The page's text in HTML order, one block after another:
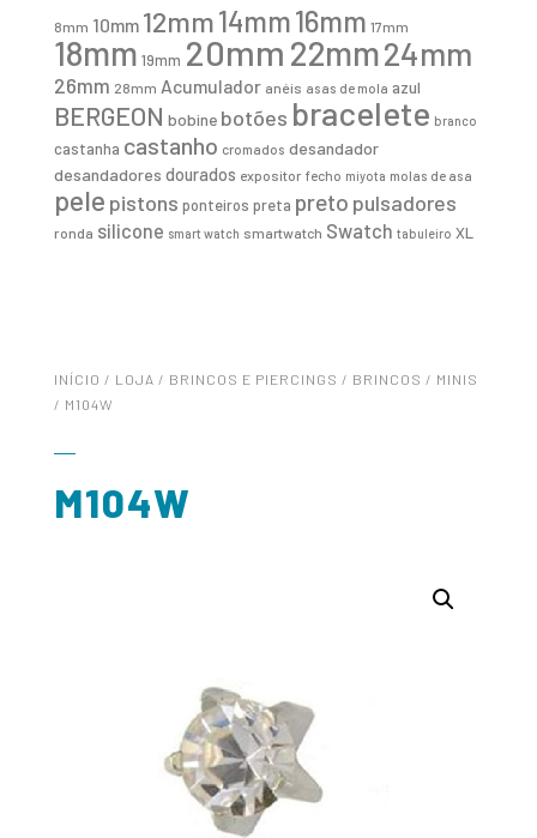
8mm 10mm 12mm14mm16mm 17mm
18mm 19mm 20mm 22mm24mm
26mm 28mm Acumulador anéis asas de mola azul
BERGEON bobine botões bracelete branco
castanha castanho cromados desandador
desandadores dourados expositor fecho miyota molas de asa
pele pistons ponteiros preta preto pulsadores
ronda silicone smart watch smartwatch Swatch tabuleiro XL
INÍCIO / LOJA / BRINCOS E PIERCINGS / BRINCOS / MINIS
/ M104W
M104W